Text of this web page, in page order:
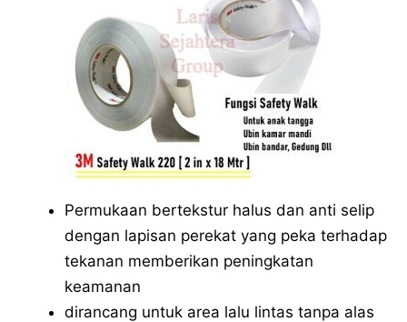
Permukaan bertekstur halus dan anti selip
dengan lapisan perekat yang peka terhadap
tekanan memberikan peningkatan
keamanan
dirancang untuk area lalu lintas tanpa alas